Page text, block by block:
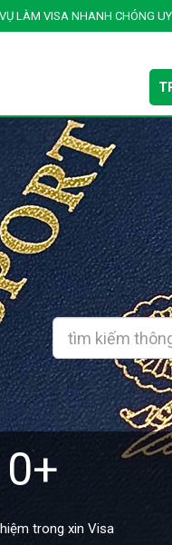
LÀM VISA NHANH CHÓNG
trong xin Visa